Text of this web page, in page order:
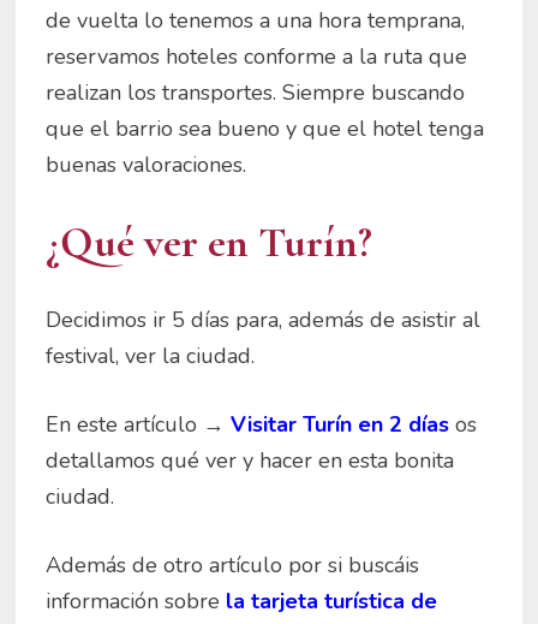
de vuelta lo tenemos a una hora temprana,
reservamos hoteles conforme a la ruta que
realizan los transportes. Siempre buscando
que el barrio sea bueno y que el hotel tenga
buenas valoraciones.
¿Qué ver en Turín?
Decidimos ir 5 días para, además de asistir al
festival, ver la ciudad.
En este artículo → Visitar Turín en 2 díasos
detallamos qué ver y hacer en esta bonita
ciudad.
Además de otro artículo por si buscáis
información sobre la tarjeta turística de